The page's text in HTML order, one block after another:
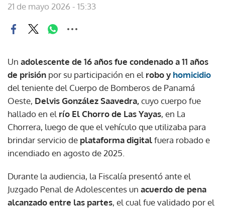
21 de mayo 2026 - 15:33
Un adolescente de 16 años fue condenado a 11 años
de prisión por su participación en el robo y homicidio
del teniente del Cuerpo de Bomberos de Panamá
Oeste, Delvis González Saavedra,cuyo cuerpo fue
hallado en el río El Chorro de Las Yayas, en La
Chorrera, luego de que el vehículo que utilizaba para
brindar servicio de plataforma digitalfuera robado e
incendiado en agosto de 2025.
Durante la audiencia, la Fiscalía presentó ante el
Juzgado Penal de Adolescentes un acuerdo de pena
alcanzado entre las partes, el cual fue validado por el